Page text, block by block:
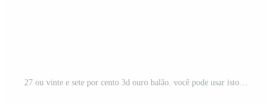
27 ou vinte e sete por cento 3d ouro balão. você pode usar isto de ativos para seu conteúdo marketing gostar Como promoção, anúncio, Publicidades, bandeira, folheto, desconto cartão e não mais. PNG Pro